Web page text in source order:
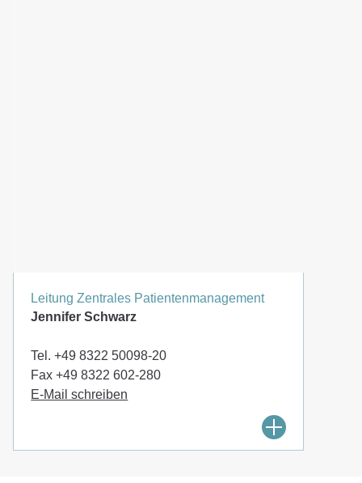
Leitung Zentrales Patientenmanagement
Jennifer Schwarz
+49 8322 50098-20
+49 8322 602-280
E-Mail schreiben